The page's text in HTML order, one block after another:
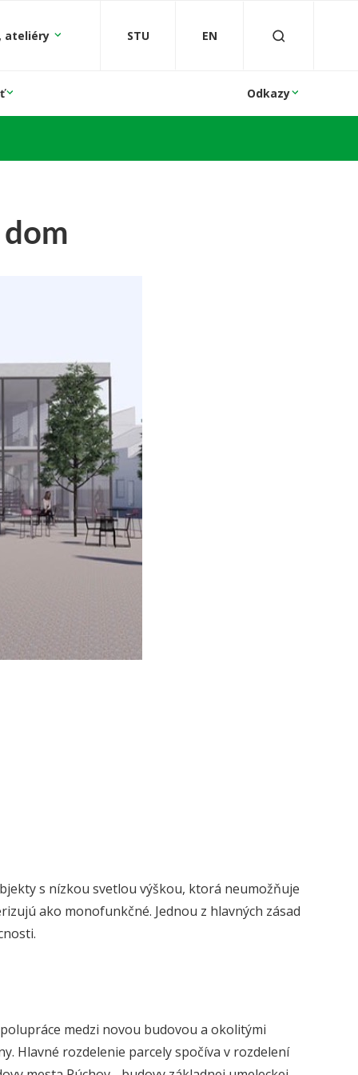
ateliéry STU EN
Odkazy
s nízkou svetlou výškou, ktorá neumožňuje
ako monofunkčné. Jednou z hlavných zásad
medzi novou budovou a okolitými
Hlavné rozdelenie parcely spočíva v rozdelení